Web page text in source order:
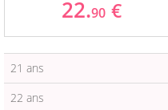
22.90 €
21 ans
22 ans